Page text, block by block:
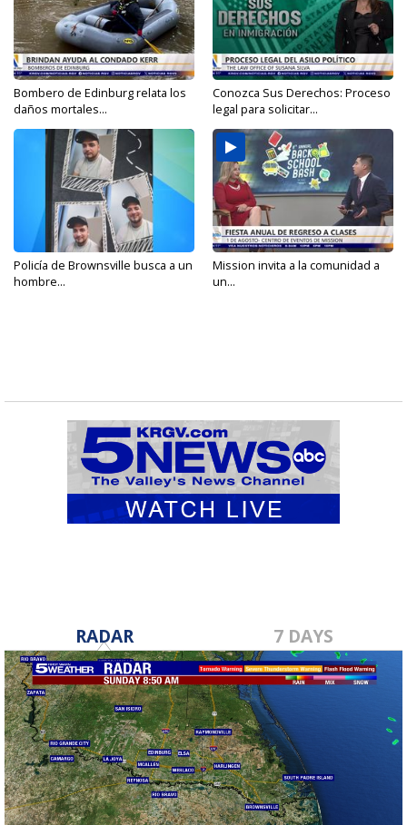
Bombero de Edinburg relata los
daños mortales...
Conozca Sus Derechos: Proceso
legal para solicitar...
Policía de Brownsville busca a un
hombre...
Mission invita a la comunidad a
un...
RADAR 7 DAYS